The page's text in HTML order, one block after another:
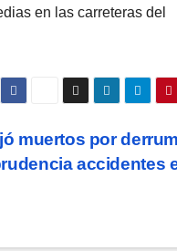
en las carreteras del
muertos por
accidentes